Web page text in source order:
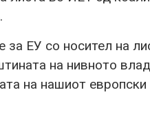
за ЕУ со носител на
на нивното
на нашиот европски